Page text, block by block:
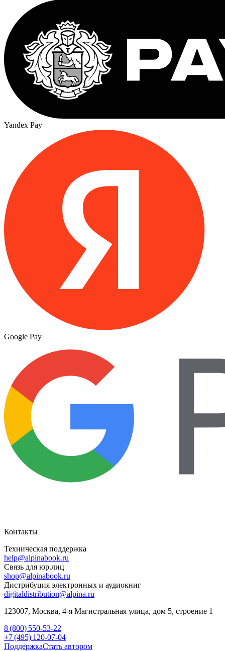
Yandex Pay
Google Pay
Контакты
Техническая поддержка
help@alpinabook.ru
Связь для юр.лиц
shop@alpinabook.ru
Дистрибуция электронных и аудиокниг
digitaldistribution@alpina.ru
123007, Москва, 4-я Магистральная улица, дом 5, строение 1
8 (800) 550-53-22
+7 (495) 120-07-04
ПоддержкаСтать автором